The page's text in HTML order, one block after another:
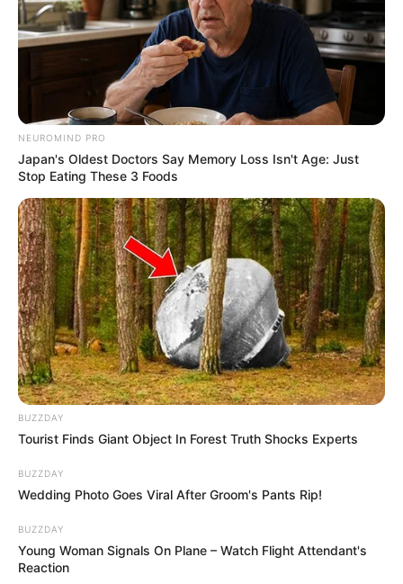
NEUROMIND PRO
Japan's Oldest Doctors Say Memory Loss Isn't Age: Just
Stop Eating These 3 Foods
BUZZDAY
Tourist Finds Giant Object In Forest Truth Shocks Experts
BUZZDAY
Wedding Photo Goes Viral After Groom's Pants Rip!
BUZZDAY
Young Woman Signals On Plane – Watch Flight Attendant's
Reaction